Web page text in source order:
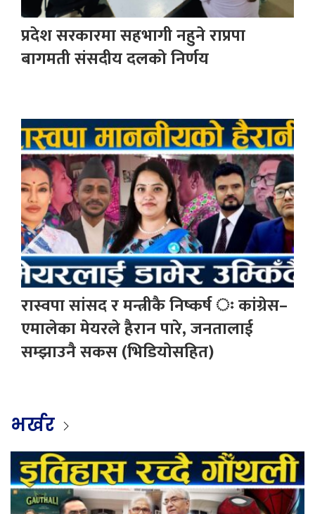
प्रदेश सरकारमा सहभागी नहुने राप्रपा
बागमती संसदीय दलको निर्णय
रास्वपा सांसद र मन्त्रीकै निष्कर्ष ः कांग्रेस–
एमालेका मेयरले हैरान पारे, जनतालाई
सम्झाउनै सकस (भिडियोसहित)
भर्खर